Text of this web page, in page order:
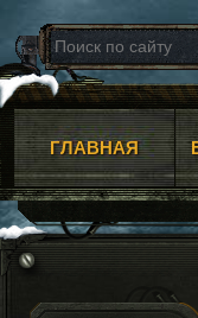
ГЛАВНАЯ